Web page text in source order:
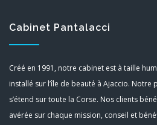
Cabinet Pantalacci
Créé en 1991, notre cabinet est à taille
installé sur l’île de beauté à Ajaccio. Notre
s’étend sur toute la Corse. Nos clients
avérée sur chaque mission, conseil et